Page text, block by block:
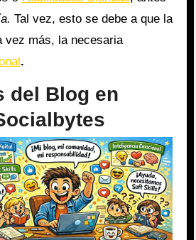
Tal vez, esto se debe a que la
vez más, la necesaria
.
del Blog en